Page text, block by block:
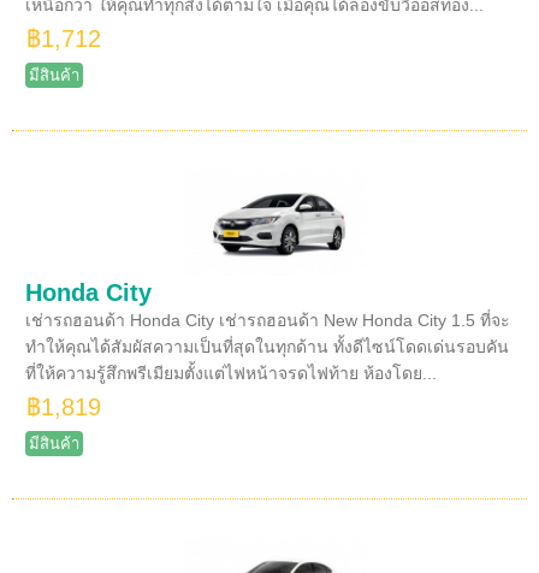
เหนือกว่า ให้คุณทำทุกสิ่งได้ตามใจ เมื่อคุณได้ลองขับวีออสท่อง...
฿1,712
มีสินค้า
Honda City
เช่ารถฮอนด้า Honda City เช่ารถฮอนด้า New Honda City 1.5 ที่จะ
ทำให้คุณได้สัมผัสความเป็นที่สุดในทุกด้าน ทั้งดีไซน์โดดเด่นรอบคัน
ที่ให้ความรู้สึกพรีเมียมตั้งแต่ไฟหน้าจรดไฟท้าย ห้องโดย...
฿1,819
มีสินค้า